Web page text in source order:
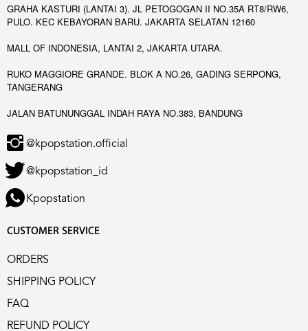
GRAHA KASTURI (LANTAI 3). JL PETOGOGAN II NO.35A RT8/RW6,
PULO. KEC KEBAYORAN BARU. JAKARTA SELATAN 12160
MALL OF INDONESIA, LANTAI 2, JAKARTA UTARA.
RUKO MAGGIORE GRANDE. BLOK A NO.26, GADING SERPONG,
TANGERANG
JALAN BATUNUNGGAL INDAH RAYA NO.383, BANDUNG
@kpopstation.official
@kpopstation_id
Kpopstation
CUSTOMER SERVICE
ORDERS
SHIPPING POLICY
FAQ
REFUND POLICY